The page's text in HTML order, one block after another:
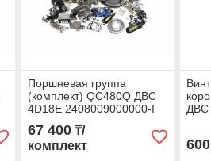
Поршневая группа
(комплект) QC480Q ДВС
4D18E 2408009000000-I
67 400₸/
комплект
ДВС
600